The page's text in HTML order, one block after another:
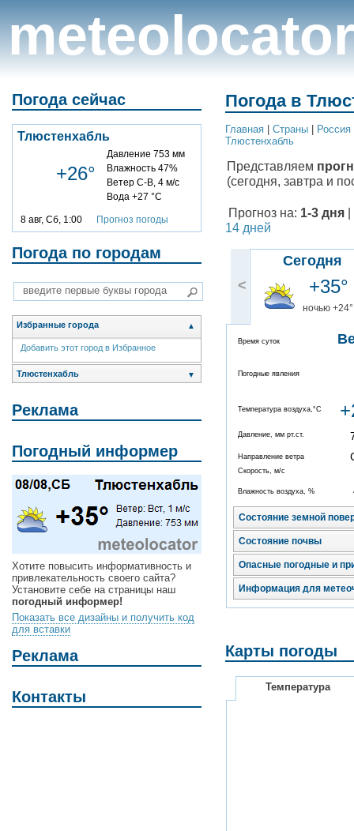
meteolocator
Погода сейчас
Тлюстенхабль
+26°
Давление 753 мм
Влажность 47%
Ветер С-В, 4 м/с
Вода +27 °C
8 авг, Сб, 1:00 Прогноз погоды
Погода по городам
Избранные города ▲
Добавить этот город в Избранное
Тлюстенхабль ▼
Реклама
Погодный информер
Хотите повысить информативность и
привлекательность своего сайта?
Установите себе на страницы наш
погодный информер!
Показать все дизайны и получить код
для вставки
Реклама
Контакты
Погода в
Главная Cтраны Россия
Тлюстенхабль
Представляем
(сегодня, завтра и
Прогноз на: 1-3 дня
14 дней
<
Сегодня
+35°
ночью +24°
Время суток
Погодные явления
Температура воздуха,°C
Давление, мм рт.ст.
Направление ветра
Скорость, м/с
Влажность воздуха, %
Состояние земной
Состояние почвы
Опасные погодные и
Информация для
Карты погоды
Температура